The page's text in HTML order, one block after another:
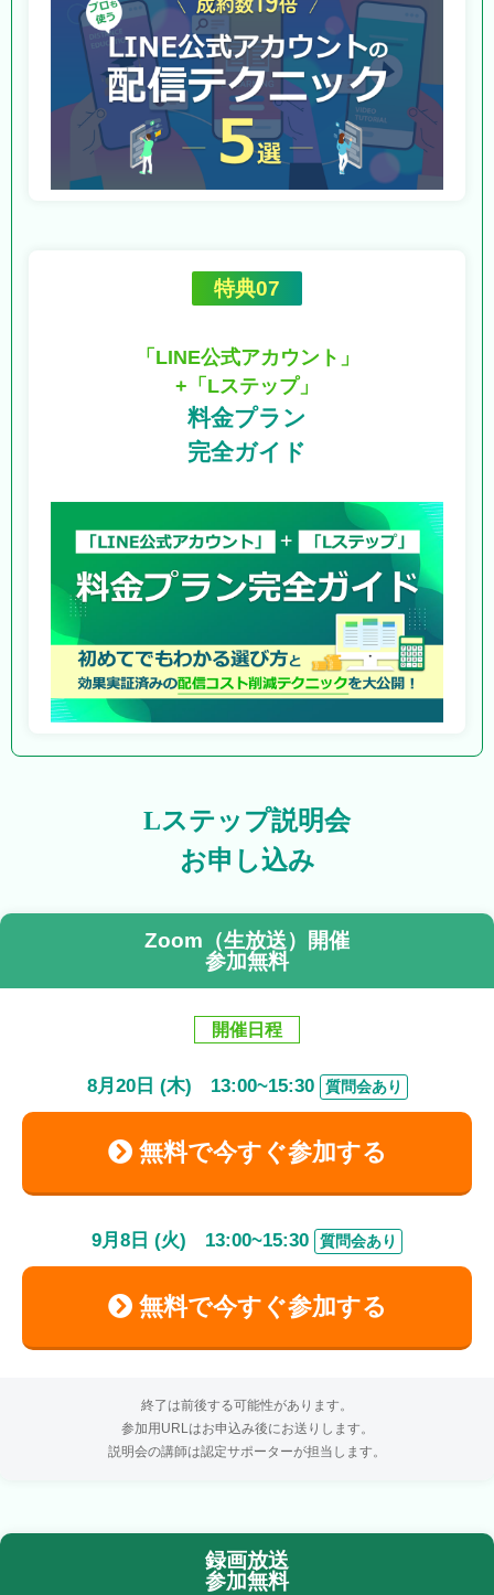
特典07
「LINE公式アカウント」
+「Lステップ」
料金プラン
完全ガイド
Lステップ説明会
お申し込み
Zoom（生放送）開催
参加無料
開催日程
8月 20日 (木) 13:00~15:30 質問会あり
無料で今すぐ参加する
9月 8 日 (火) 13:00~15:30 質問会あり
無料で今すぐ参加する
終了は前後する可能性があります。
参加用URLはお申込み後にお送りします。
説明会の講師は認定サポーターが担当します。
録画放送
参加無料